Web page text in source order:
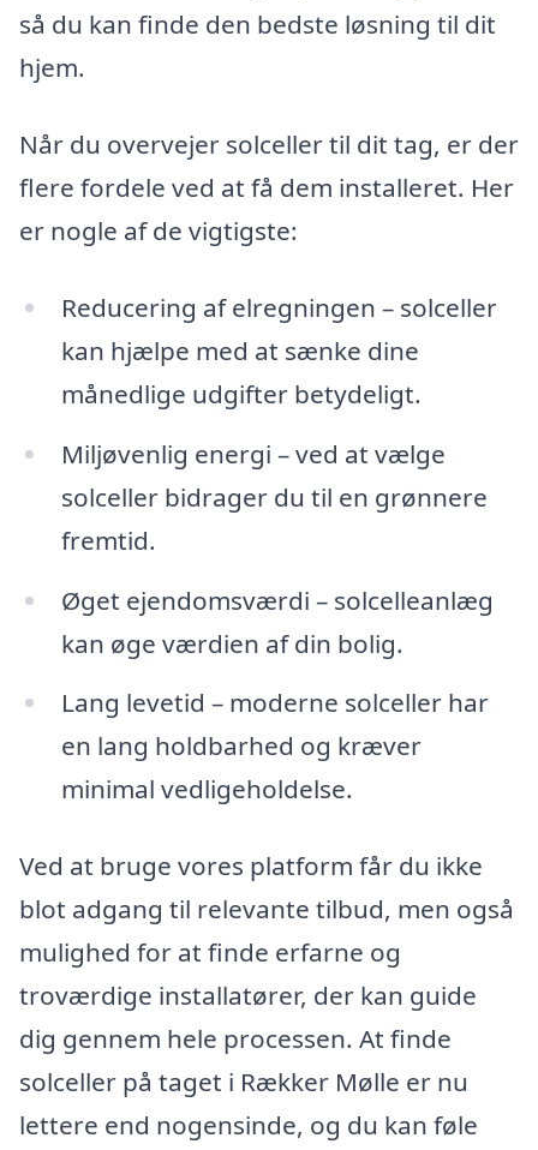
så du kan finde den bedste løsning til dit
hjem.
Når du overvejer solceller til dit tag, er der
flere fordele ved at få dem installeret. Her
er nogle af de vigtigste:
Reducering af elregningen – solceller
kan hjælpe med at sænke dine
månedlige udgifter betydeligt.
Miljøvenlig energi – ved at vælge
solceller bidrager du til en grønnere
fremtid.
Øget ejendomsværdi – solcelleanlæg
kan øge værdien af din bolig.
Lang levetid – moderne solceller har
en lang holdbarhed og kræver
minimal vedligeholdelse.
Ved at bruge vores platform får du ikke
blot adgang til relevante tilbud, men også
mulighed for at finde erfarne og
troværdige installatører, der kan guide
dig gennem hele processen. At finde
solceller på taget i Rækker Mølle er nu
lettere end nogensinde, og du kan føle